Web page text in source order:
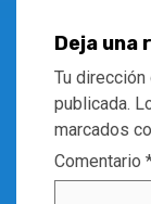
Deja una
Tu
publicada.
marcados
Comentario